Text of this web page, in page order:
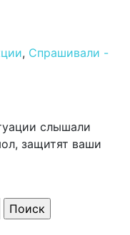
, Спрашивали -
слышали
защитят ваши